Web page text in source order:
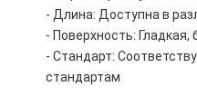
- Длина: Доступна в
- Поверхность:
- Стандарт:
стандартам